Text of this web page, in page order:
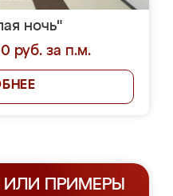
ночь"
руб. за п.м.
ИЛИ ПРИМЕРЫ